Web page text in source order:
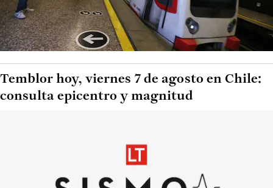
Temblor hoy, viernes 7 de agosto en Chile:
consulta epicentro y magnitud